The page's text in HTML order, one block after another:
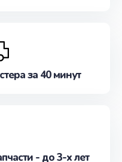
за 40 минут
- до 3-х лет